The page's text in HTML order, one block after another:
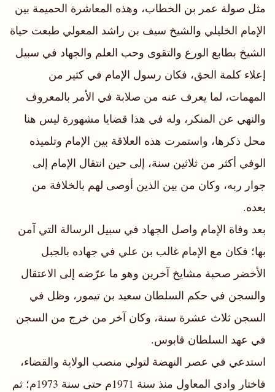
مثل صولة عمر بن الخطاب، وهذه المعاشرة الحميمة بين
الإمام الخليلي والشيخ سيف بن راشد المعولي طبعت حياة
الشيخ بطابع الورع والتقوى وحب العلم والجهاد في سبيل
إعلاء كلمة الحق، فكان رسول الإمام في كثير من
المهمات، لما يعرف عنه من صلابة في الأمر بالمعروف
والنهي عن المنكر، وله في هذا قضايا مشهورة ليس هنا
محل ذكرها، واستمرت هذه العلاقة بين الإمام وتلميذه
الوفي أكثر من ثلاثين سنة، إلى حين انتقال الإمام إلى
جوار ربه، وكان من بين الذين أوصى لهم بالخلافة من
بعده.
بعد وفاة الإمام واصل الجهاد في سبيل الرسالة التي آمن
بها؛ فكان مع الإمام غالب بن علي في جهاده بالجبل
الأخضر صحبة مشايخ آخرين وهو ما عرّضه إلى الاعتقال
والسجن في حكم السلطان سعيد بن تيمور، وظل في
السجن ثلاث عشرة سنة، وكان آخر من خرج من السجن
في عهد السلطان قابوس.
استدعي في عصر النهضة لتولي منصب الولاية والقضاء،
فاختار وادي المعاول منذ سنة 1971م حتى سنة 1973م؛ ثم